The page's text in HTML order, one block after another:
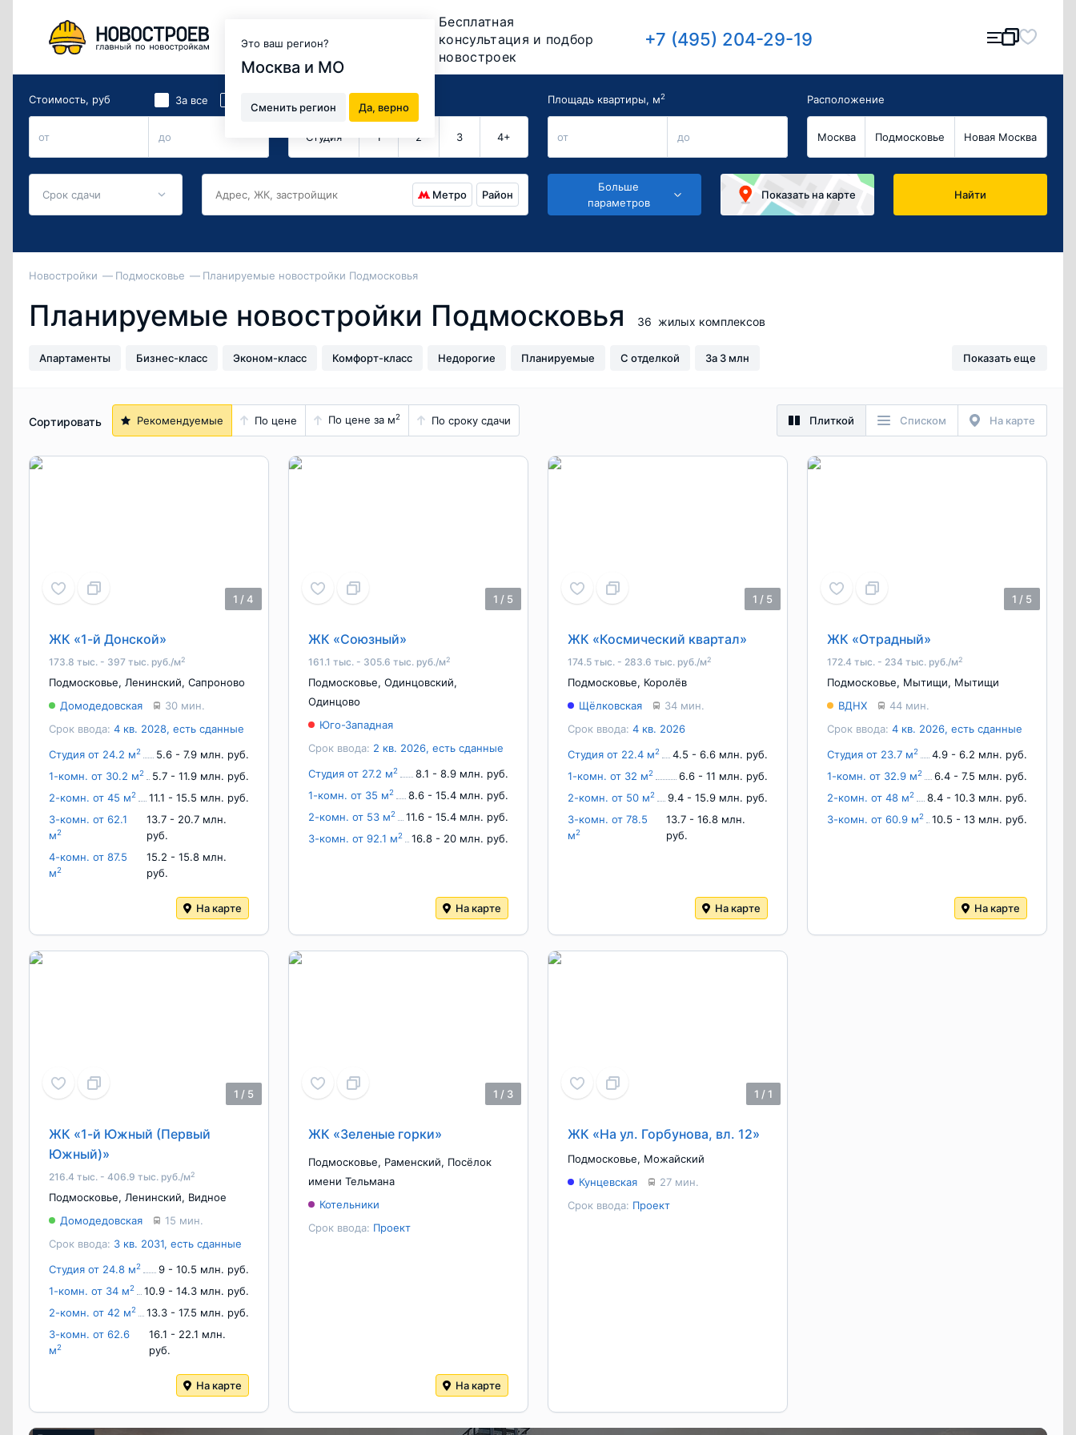
Это ваш регион?
Москва и МО
Сменить регион Да, верно
Бесплатная
консультация и подбор
новостроек
+7 (495) 204-29-19
Стоимость, руб За все За м
от до
Количество комнат
Студия 1 2 3 4+
Площадь квартиры, м2
от до
Расположение
Москва Подмосковье Новая Москва
Срок сдачи Метро Район
Больше
параметров
Показать на карте Найти
Новостройки Подмосковье Планируемые новостройки Подмосковья
Планируемые новостройки Подмосковья 36 жилых комплексов
Апартаменты Бизнес-класс Эконом-класс Комфорт-класс Недорогие Планируемые С отделкой За 3 млн Показать еще
Сортировать Рекомендуемые По цене По цене за м2 По сроку сдачи Плиткой Списком На карте
1 /4
ЖК «1-й Донской»
173.8 тыс. - 397 тыс. руб./м2
Подмосковье, Ленинский, Сапроново
Срок ввода: 4 кв. 2028, есть сданные
Домодедовская 30 мин.
Студия от 24.2 м2
5.6 - 7.9 млн. руб.
1-комн. от 30.2 м2
5.7 - 11.9 млн. руб.
2-комн. от 45 м2
11.1 - 15.5 млн. руб.
3-комн. от 62.1
м2
13.7 - 20.7 млн.
руб.
4-комн. от 87.5
м2
15.2 - 15.8 млн.
руб.
На карте
1 / 5
ЖК «Союзный»
161.1 тыс. - 305.6 тыс. руб./м2
Подмосковье, Одинцовский,
Одинцово
Срок ввода: 2 кв. 2026, есть сданные
Юго-Западная
Студия от 27.2 м2
8.1 - 8.9 млн. руб.
1-комн. от 35 м2
8.6 - 15.4 млн. руб.
2-комн. от 53 м2
11.6 - 15.4 млн. руб.
3-комн. от 92.1 м2 16.8 - 20 млн. руб.
На карте
1 / 5
ЖК «Космический квартал»
174.5 тыс. - 283.6 тыс. руб./м2
Подмосковье, Королёв
Срок ввода: 4 кв. 2026
Щёлковская 34 мин.
Студия от 22.4 м2
4.5 - 6.6 млн. руб.
1-комн. от 32 м2
6.6 - 11 млн. руб.
2-комн. от 50 м2
9.4 - 15.9 млн. руб.
3-комн. от 78.5
м2
13.7 - 16.8 млн.
руб.
На карте
1 / 5
ЖК «Отрадный»
172.4 тыс. - 234 тыс. руб./м2
Подмосковье, Мытищи, Мытищи
Срок ввода: 4 кв. 2026, есть сданные
ВДНХ 44 мин.
Студия от 23.7 м2
4.9 - 6.2 млн. руб.
1-комн. от 32.9 м2
6.4 - 7.5 млн. руб.
2-комн. от 48 м2
8.4 - 10.3 млн. руб.
3-комн. от 60.9 м2 10.5 - 13 млн. руб.
На карте
1 / 5
ЖК «1-й Южный (Первый
Южный)»
216.4 тыс. - 406.9 тыс. руб./м2
Подмосковье, Ленинский, Видное
Срок ввода: 3 кв. 2031, есть сданные
Домодедовская 15 мин.
Студия от 24.8 м2
9 - 10.5 млн. руб.
1-комн. от 34 м2
10.9 - 14.3 млн. руб.
2-комн. от 42 м2
13.3 - 17.5 млн. руб.
3-комн. от 62.6
м2
16.1 - 22.1 млн.
руб.
На карте
1 / 3
ЖК «Зеленые горки»
Подмосковье, Раменский, Посёлок
имени Тельмана
Срок ввода: Проект
Котельники
На карте
1 /1
ЖК «На ул. Горбунова, вл. 12»
Подмосковье, Можайский
Срок ввода: Проект
Кунцевская 27 мин.